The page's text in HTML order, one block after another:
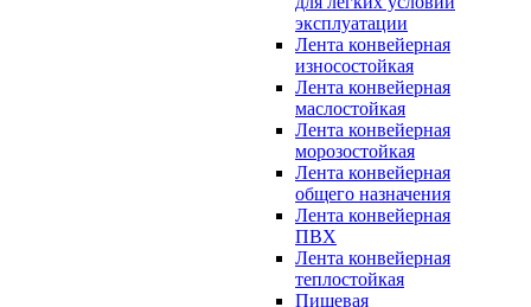
эксплуатации
Лента конвейерная
износостойкая
Лента конвейерная
маслостойкая
Лента конвейерная
морозостойкая
Лента конвейерная
общего назначения
Лента конвейерная
ПВХ
Лента конвейерная
теплостойкая
Пищевая